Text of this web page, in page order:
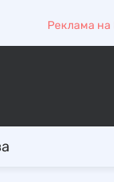
Реклама на